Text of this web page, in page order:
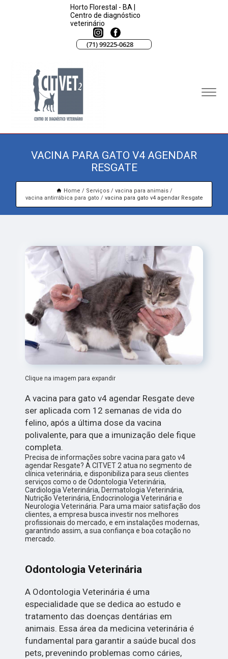
Horto Florestal - BA |
Centro de diagnóstico
veterinário
(71) 99225-0628
VACINA PARA GATO V4 AGENDAR
RESGATE
Home Serviços
vacina para animais
vacina antirrábica para gato
vacina para gato v4 agendar Resgate
Clique na imagem para expandir
A vacina para gato v4 agendar Resgate deve
ser aplicada com 12 semanas de vida do
felino, após a última dose da vacina
polivalente, para que a imunização dele fique
completa.
Precisa de informações sobre vacina para gato v4
agendar Resgate? A CITVET 2 atua no segmento de
clínica veterinária, e disponibiliza para seus clientes
serviços como o de Odontologia Veterinária,
Cardiologia Veterinária, Dermatologia Veterinária,
Nutrição Veterinária, Endocrinologia Veterinária e
Neurologia Veterinária. Para uma maior satisfação dos
clientes, a empresa busca investir nos melhores
profissionais do mercado, e em instalações modernas,
garantindo assim, a sua confiança e boa cotação no
mercado.
Odontologia Veterinária
A Odontologia Veterinária é uma
especialidade que se dedica ao estudo e
tratamento das doenças dentárias em
animais. Essa área da medicina veterinária é
fundamental para garantir a saúde bucal dos
pets, prevenindo problemas como cáries,